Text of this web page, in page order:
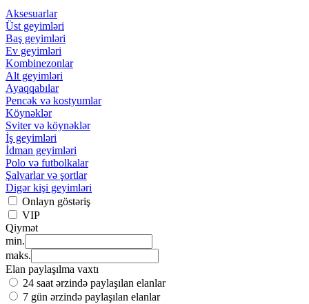
Aksesuarlar
Üst geyimləri
Baş geyimləri
Ev geyimləri
Kombinezonlar
Alt geyimləri
Ayaqqabılar
Pencək və kostyumlar
Köynəklər
Sviter və köynəklər
İş geyimləri
İdman geyimləri
Polo və futbolkalar
Şalvarlar və şortlar
Digər kişi geyimləri
Onlayn göstəriş
VIP
Qiymət
min.
maks.
Elan paylaşılma vaxtı
24 saat ərzində paylaşılan elanlar
7 gün ərzində paylaşılan elanlar